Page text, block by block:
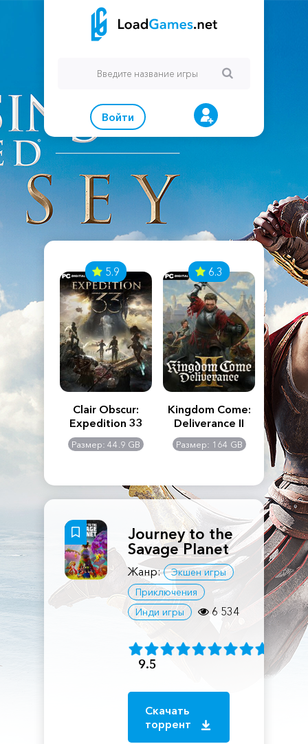
Войти
Creed
5.9
Clair Obscur:
Expedition 33
Размер: 44.9 GB
6.3
Kingdom Come:
Deliverance II
Размер: 164 GB
The
Journey to the
Savage Planet
Жанр:
Экшен игры
Приключения
Инди игры
6 534
9.5
Скачать
торрент